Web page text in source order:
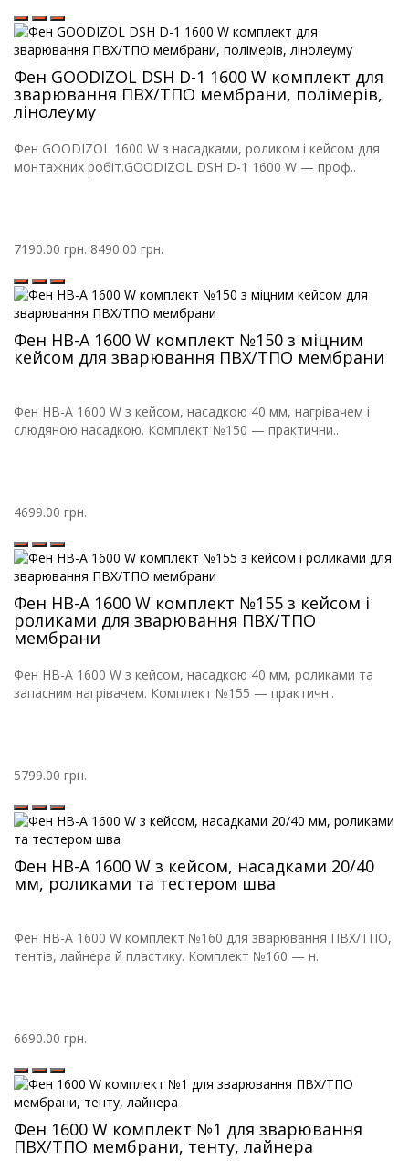
Фен GOODIZOL DSH D-1 1600 W комплект для
зварювання ПВХ/ТПО мембрани, полімерів,
лінолеуму
Фен GOODIZOL 1600 W з насадками, роликом і кейсом для
монтажних робіт.GOODIZOL DSH D-1 1600 W — проф..
7190.00 грн. 8490.00 грн.
Фен HB-A 1600 W комплект №150 з міцним
кейсом для зварювання ПВХ/ТПО мембрани
Фен HB-A 1600 W з кейсом, насадкою 40 мм, нагрівачем і
слюдяною насадкою. Комплект №150 — практични..
4699.00 грн.
Фен HB-A 1600 W комплект №155 з кейсом і
роликами для зварювання ПВХ/ТПО
мембрани
Фен HB-A 1600 W з кейсом, насадкою 40 мм, роликами та
запасним нагрівачем. Комплект №155 — практичн..
5799.00 грн.
Фен HB-A 1600 W з кейсом, насадками 20/40
мм, роликами та тестером шва
Фен HB-A 1600 W комплект №160 для зварювання ПВХ/ТПО,
тентів, лайнера й пластику. Комплект №160 — н..
6690.00 грн.
Фен 1600 W комплект №1 для зварювання
ПВХ/ТПО мембрани, тенту, лайнера